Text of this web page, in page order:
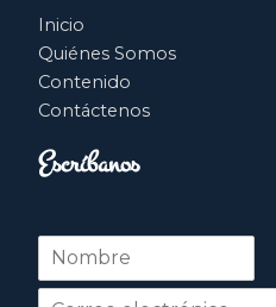
Inicio
Quiénes Somos
Contenido
Contáctenos
Escríbanos
N
m
Nombre